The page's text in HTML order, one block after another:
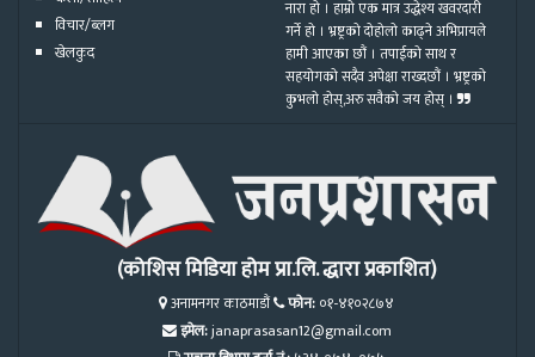
विचार/ब्लग
खेलकुद
नारा हो । हाम्रो एक मात्र उद्धेश्य खवरदारी
गर्ने हो । भ्रष्ट्रको दोहोलो काढ्ने अभिप्रायले
हामी आएका छौं । तपाईको साथ र
सहयोगको सदैव अपेक्षा राख्दछौं । भ्रष्ट्रको
कुभलो होस्,अरु सवैको जय होस् ।
(कोशिस मिडिया होम प्रा.लि. द्धारा प्रकाशित)
अनामनगर काठमाडौं फोन: ०१-४१०२८७४
इमेल:janaprasasan12@gmail.com